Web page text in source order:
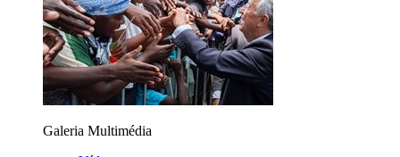
Galeria Multimédia